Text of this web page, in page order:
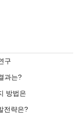
구
과는?
방법은
전략은?